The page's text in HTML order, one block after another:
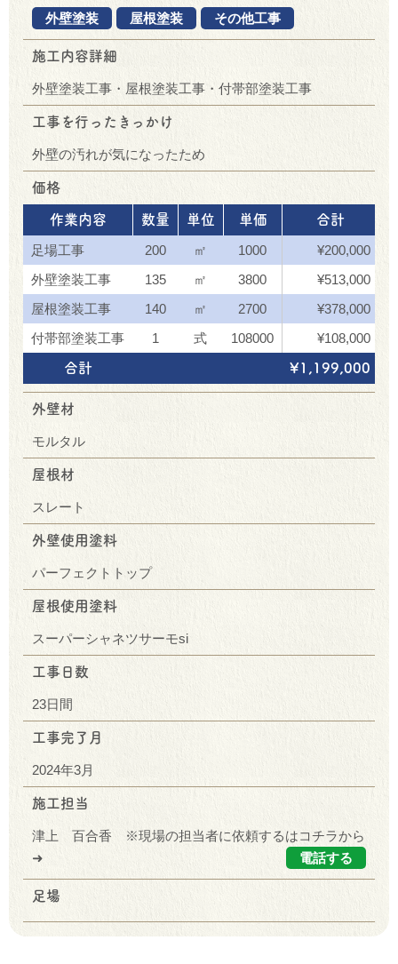
外壁塗装 屋根塗装 その他工事
施工内容詳細
外壁塗装工事・屋根塗装工事・付帯部塗装工事
工事を行ったきっかけ
外壁の汚れが気になったため
価格
作業内容 数量 単位 単価 合計
足場工事 200 ㎡ 1000
¥200,000
外壁塗装工事
135 ㎡ 3800
¥513,000
屋根塗装工事
140 ㎡ 2700
¥378,000
付帯部塗装工事
1 式 108000 ¥108,000
合計 ¥1,199,000
外壁材
モルタル
屋根材
スレート
外壁使用塗料
パーフェクトトップ
屋根使用塗料
スーパーシャネツサーモsi
工事日数
23日間
工事完了月
2024年3月
施工担当
津上 百合香 ※現場の担当者に依頼するはコチラから
➜
電話する
足場